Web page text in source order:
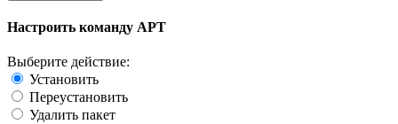
Настроить команду APT
Выберите действие:
Установить
Переустановить
Удалить пакет